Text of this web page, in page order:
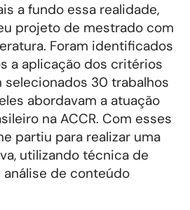
a fundo essa realidade,
projeto de mestrado com
Foram identificados
a aplicação dos critérios
selecionados 30 trabalhos
abordavam a atuação
na ACCR. Com esses
partiu para realizar uma
utilizando técnica de
de conteúdo